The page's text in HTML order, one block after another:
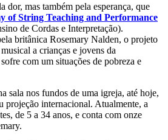
dor, mas também pela esperança, que
of String Teaching and Performance
de Cordas e Interpretação).
britânica Rosemary Nalden, o projeto
a crianças e jovens da
com um situações de pobreza e
sala nos fundos de uma igreja, até hoje,
projeção internacional. Atualmente, a
de 5 a 34 anos, e conta com onze